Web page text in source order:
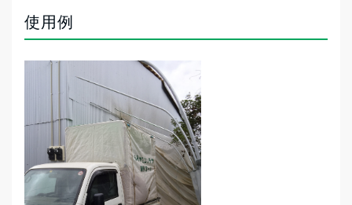
んでいる為、走行時パッカーが取れなくてい
れる。
2011年8月に「籾がらコンテナ ＭＫＳ－
４」を購入された[M・S様」より /水稲作付
面積8ha
使用例